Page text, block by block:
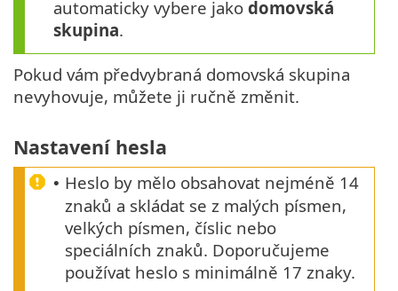
automaticky vybere jako domovská
skupina.
Pokud vám předvybraná domovská skupina
nevyhovuje, můžete ji ručně změnit.
Nastavení hesla
• Heslo by mělo obsahovat nejméně 14
znaků a skládat se z malých písmen,
velkých písmen, číslic nebo
speciálních znaků. Doporučujeme
používat heslo s minimálně 17 znaky.